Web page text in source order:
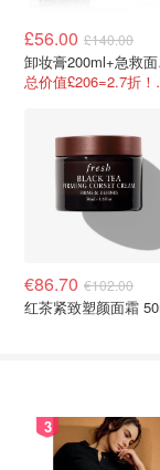
£56.00 £140.00
卸
总价
€86.70 €102.00
红茶紧致塑颜面霜
3